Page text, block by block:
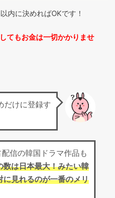
内に決めればOKです！
てもお金は一切かかりませ
だけに登録す
信の韓国ドラマ作品も
数は日本最大！みたい韓
に見れるのが一番のメリ